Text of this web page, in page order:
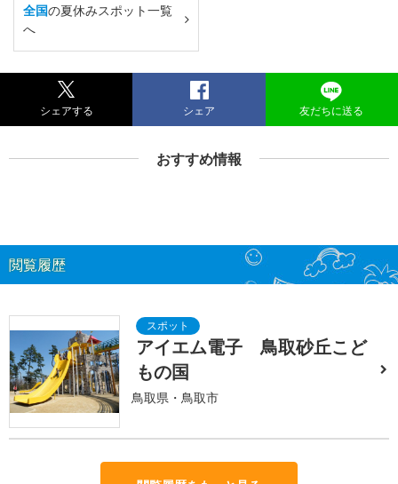
全国の夏休みスポット一覧
へ
シェアする シェア 友だちに送る
おすすめ情報
閲覧履歴
アイエム電子 鳥取砂丘こど
もの国
鳥取県・鳥取市